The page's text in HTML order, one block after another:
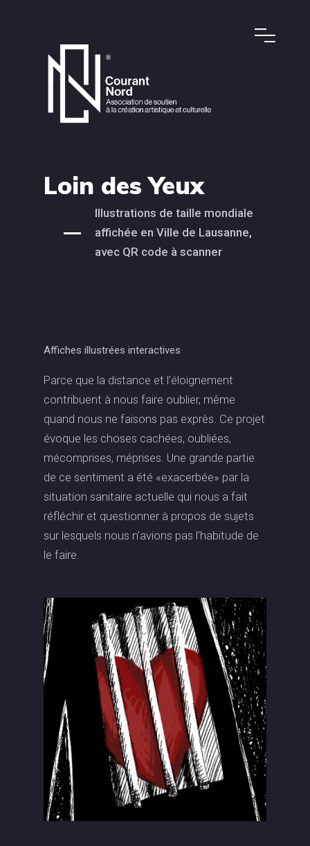
Loin des Yeux
Illustrations de taille mondiale
affichée en Ville de Lausanne,
avec QR code à scanner
Affiches illustrées interactives
Parce que la distance et l’éloignement
contribuent à nous faire oublier, même
quand nous ne faisons pas exprès. Ce projet
évoque les choses cachées, oubliées,
mécomprises, méprises. Une grande partie
de ce sentiment a été «exacerbée» par la
situation sanitaire actuelle qui nous a fait
réfléchir et questionner à propos de sujets
sur lesquels nous n’avions pas l’habitude de
le faire.